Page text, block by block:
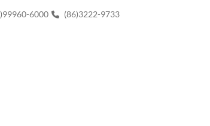
6000 (86)3222-9733